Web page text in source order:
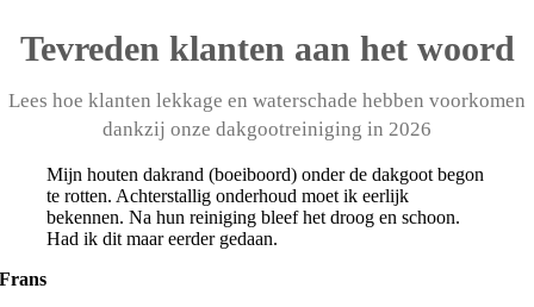
Tevreden klanten aan het woord
Lees hoe klanten lekkage en waterschade hebben voorkomen
dankzij onze dakgootreiniging in 2026
Mijn houten dakrand (boeiboord) onder de dakgoot begon
te rotten. Achterstallig onderhoud moet ik eerlijk
bekennen. Na hun reiniging bleef het droog en schoon.
Had ik dit maar eerder gedaan.
Frans